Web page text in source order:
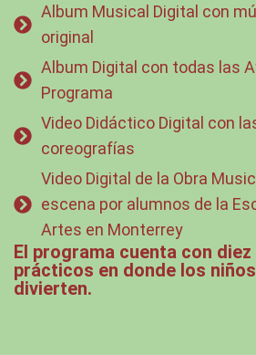
Album Musical Digital con
original
Album Digital con todas las
Programa
Video Didáctico Digital con
coreografías
Video Digital de la Obra
escena por alumnos de la
Artes en Monterrey
El programa cuenta con
prácticos en donde los
divierten.